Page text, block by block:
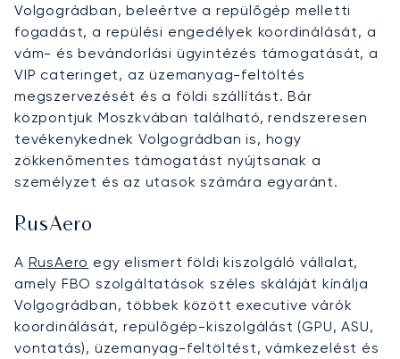
Volgográdban, beleértve a repülőgép melletti
fogadást, a repülési engedélyek koordinálását, a
vám- és bevándorlási ügyintézés támogatását, a
VIP cateringet, az üzemanyag-feltöltés
megszervezését és a földi szállítást. Bár
központjuk Moszkvában található, rendszeresen
tevékenykednek Volgográdban is, hogy
zökkenőmentes támogatást nyújtsanak a
személyzet és az utasok számára egyaránt.
RusAero
A RusAero egy elismert földi kiszolgáló vállalat,
amely FBO szolgáltatások széles skáláját kínálja
Volgográdban, többek között executive várók
koordinálását, repülőgép-kiszolgálást (GPU, ASU,
vontatás), üzemanyag-feltöltést, vámkezelést és